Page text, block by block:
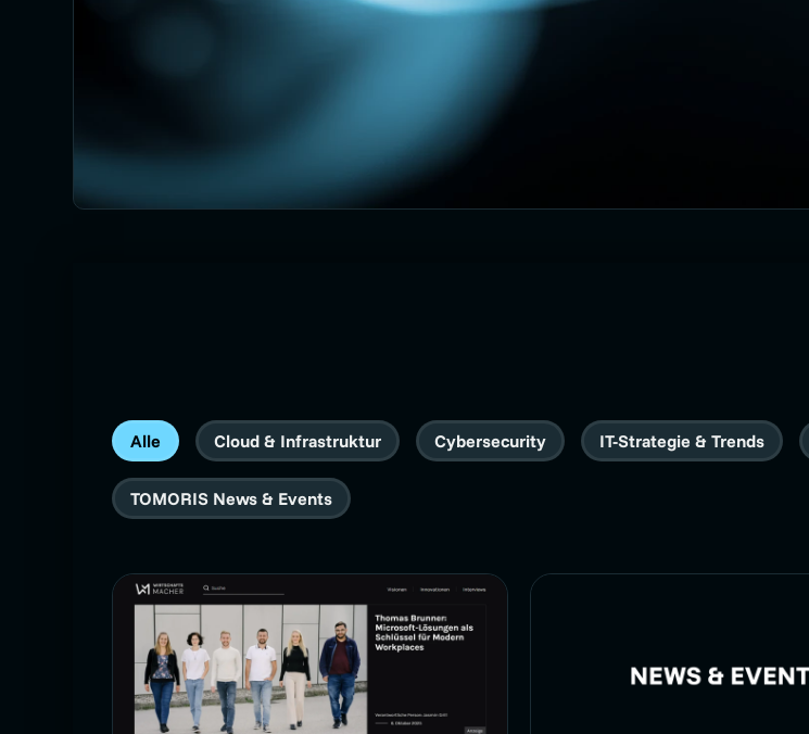
Alle Cloud & Infrastruktur Cybersecurity IT-Strategie & Trends
TOMORIS News & Events